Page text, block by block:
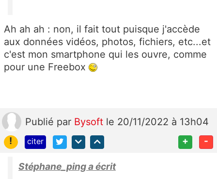
Ah ah ah : non, il fait tout puisque j'accède
aux données vidéos, photos, fichiers, etc...et
c'est mon smartphone qui les ouvre, comme
pour une Freebox
Publié par Bysoft le 20/11/2022 à 13h04
!
citer + -
Stéphane_ping a écrit